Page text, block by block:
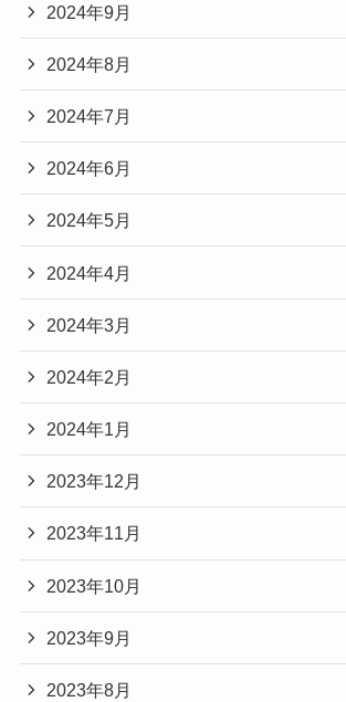
2024年9月
2024年8月
2024年7月
2024年6月
2024年5月
2024年4月
2024年3月
2024年2月
2024年1月
2023年12月
2023年11月
2023年10月
2023年9月
2023年8月